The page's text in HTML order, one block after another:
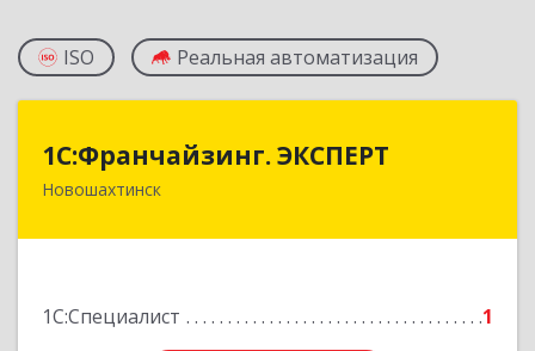
ISO Реальная автоматизация
1С:Франчайзинг. ЭКСПЕРТ
Новошахтинск
1С:Специалист 1
1С:Франчайзинг. ЭКСПЕРТ
346901, Ростовская обл, Новошахтинск г,